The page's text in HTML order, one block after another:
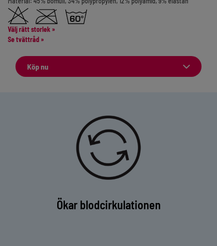
Välj rätt storlek »
Se tvättråd »
Köp nu
Ökar blodcirkulationen